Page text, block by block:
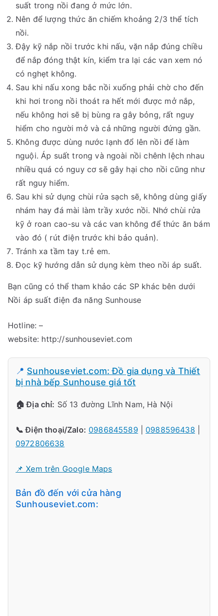
suất trong nồi đang ở mức lớn.
Nên để lượng thức ăn chiếm khoảng 2/3 thể tích
nồi.
Đậy kỹ nắp nồi trước khi nấu, vặn nắp đúng chiều
để nắp đóng thật kín, kiểm tra lại các van xem nó
có nghẹt không.
Sau khi nấu xong bắc nồi xuống phải chờ cho đến
khi hơi trong nồi thoát ra hết mới được mở nắp,
nếu không hơi sẽ bị bùng ra gây bỏng, rất nguy
hiểm cho người mở và cả những người đứng gần.
Không được dùng nước lạnh đổ lên nồi để làm
nguội. Áp suất trong và ngoài nồi chênh lệch nhau
nhiều quá có nguy cơ sẽ gây hại cho nồi cũng như
rất nguy hiểm.
Sau khi sử dụng chùi rửa sạch sẽ, không dùng giấy
nhám hay đá mài làm trầy xước nồi. Nhớ chùi rửa
kỹ ở roan cao-su và các van không để thức ăn bám
vào đó ( rút điện trước khi bảo quản).
Tránh xa tầm tay t.rẻ em.
Đọc kỹ hướng dẫn sử dụng kèm theo nồi áp suất.
Bạn cũng có thể tham khảo các SP khác bên dưới
Nồi áp suất điện đa năng Sunhouse
Hotline: –
website: http://sunhouseviet.com
📍 Sunhouseviet.com: Đồ gia dụng và Thiết
bị nhà bếp Sunhouse giá tốt
🏠 Địa chỉ: Số 13 đường Lĩnh Nam, Hà Nội
📞 Điện thoại/Zalo: 0986845589 0988596438
0972806638
📌 Xem trên Google Maps
Bản đồ đến với cửa hàng
Sunhouseviet.com: